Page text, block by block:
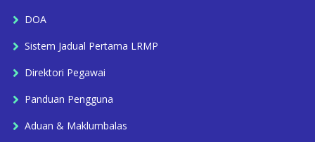
DOA
Sistem Jadual Pertama LRMP
Direktori Pegawai
Panduan Pengguna
Aduan & Maklumbalas